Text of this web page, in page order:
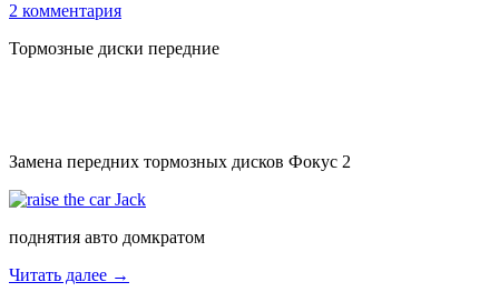
2 комментария
Тормозные диски передние
Замена передних тормозных дисков Фокус 2
поднятия авто домкратом
Читать далее →